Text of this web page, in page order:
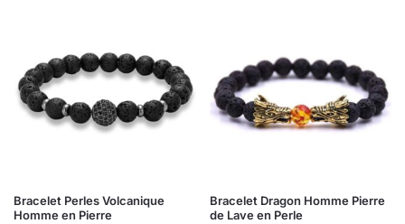
Bracelet Perles Volcanique
Homme en Pierre
Bracelet Dragon Homme Pierre
de Lave en Perle